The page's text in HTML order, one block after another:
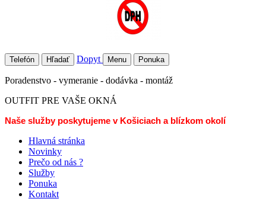
Telefón Hľadať Dopyt Menu Ponuka
Poradenstvo - vymeranie - dodávka - montáž
OUTFIT PRE VAŠE OKNÁ
Naše služby poskytujeme v Košiciach a blízkom okolí
Hlavná stránka
Novinky
Prečo od nás ?
Služby
Ponuka
Kontakt